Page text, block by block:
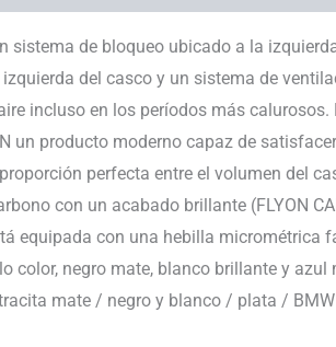
de bloqueo ubicado a la
del casco y un sistema de
incluso en los períodos más
un producto moderno capaz de
perfecta entre el volumen del
con un acabado brillante (FLYON
equipada con una hebilla
negro mate, blanco brillante y
mate / negro y blanco / plata /